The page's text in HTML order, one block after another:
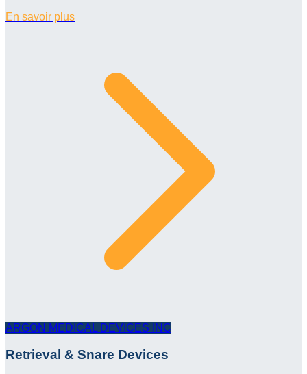
En savoir plus
ARGON MEDICAL DEVICES INC
Retrieval & Snare Devices